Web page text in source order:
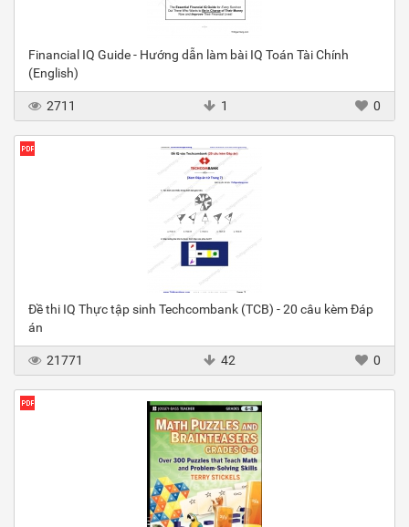
Financial IQ Guide - Hướng dẫn làm bài IQ Toán Tài Chính
(English)
2711 1 0
Đề thi IQ Thực tập sinh Techcombank (TCB) - 20 câu kèm Đáp
án
21771 42 0